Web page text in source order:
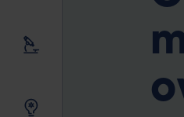
Ons onderzoek